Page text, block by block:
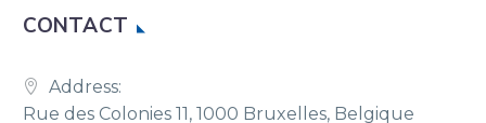
CONTACT
Address:
Rue des Colonies 11, 1000 Bruxelles, Belgique